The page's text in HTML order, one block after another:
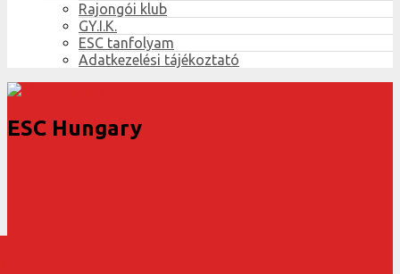
Rajongói klub
GY.I.K.
ESC tanfolyam
Adatkezelési tájékoztató
ESC Hungary